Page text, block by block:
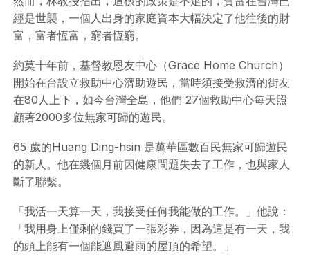
經是世襲，一個人出身的家庭資本大幅決定了他往後的財
富，富者恆富，窮者恆窮。
約莫十年前，基督教恩友中心（Grace Home Church）
開始在台設立救助中心濟助遊民，當時須接受救濟的街友
在80人上下，如今台灣全島，他們 27個救助中心每天照
顧著2000多位無家可歸的遊民。
65 歲的Huang Ding-hsin 是萬華區數百民無家可歸遊民
的新人。他在幾個月前因健康問題失去了工作，也與家人
斷了聯繫。
「我活一天算一天，我接受任何我能做的工作。」他說：
「我用身上僅剩的錢買了一張彩券，因為這是有一天，我
的頭上能有一個能遮風避雨的屋頂的希望。」